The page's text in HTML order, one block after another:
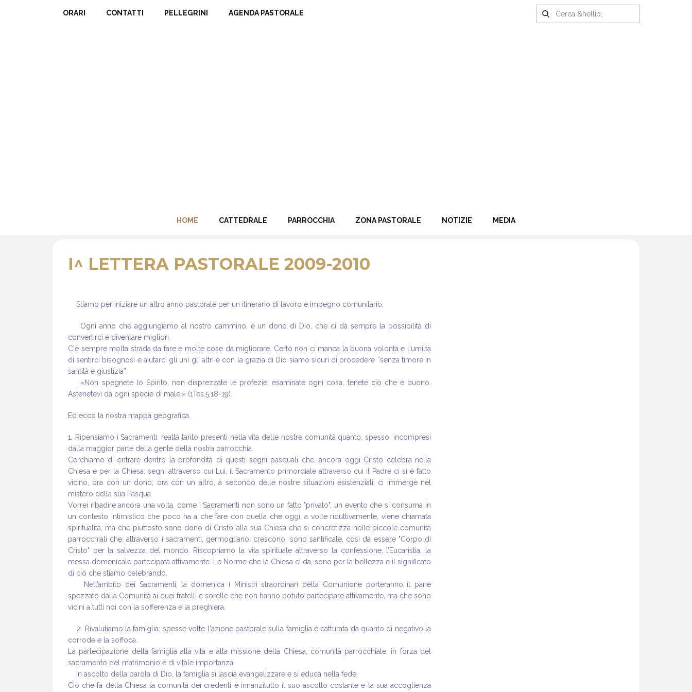
ORARI CONTATTI PELLEGRINI AGENDA PASTORALE
HOME CATTEDRALE PARROCCHIA ZONA PASTORALE NOTIZIE MEDIA
I^ LETTERA PASTORALE 2009-2010
Stiamo per iniziare un altro anno pastorale per un itinerario di lavoro e impegno comunitario.
Ogni anno che aggiungiamo al nostro cammino, è un dono di Dio, che ci dà sempre la possibilità di
convertirci e diventare migliori.
C'è sempre molta strada da fare e molte cose da migliorare. Certo non ci manca la buona volontà e l'umiltà
di sentirci bisognosi e aiutarci gli uni gli altri e con la grazia di Dio siamo sicuri di procedere “senza timore in
santità e giustizia”.
«Non spegnete lo Spirito, non disprezzate le profezie; esaminate ogni cosa, tenete ciò che è buono.
Astenetevi da ogni specie di male.» (1Tes.5,18-19).
Ed ecco la nostra mappa geografica.
1. Ripensiamo i Sacramenti: realtà tanto presenti nella vita delle nostre comunità quanto, spesso, incompresi
dalla maggior parte della gente della nostra parrocchia.
Cerchiamo di entrare dentro la profondità di questi segni pasquali che, ancora oggi Cristo celebra nella
Chiesa e per la Chiesa: segni attraverso cui Lui, il Sacramento primordiale attraverso cui il Padre ci si è fatto
vicino, ora con un dono; ora con un altro, a secondo delle nostre situazioni esistenziali, ci immerge nel
mistero della sua Pasqua.
Vorrei ribadire ancora una volta, come i Sacramenti non sono un fatto "privato", un evento che si consuma in
un contesto intimistico che poco ha a che fare con quella che oggi, a volte riduttivamente, viene chiamata
spiritualità, ma che piuttosto sono dono di Cristo alla sua Chiesa che si concretizza nelle piccole comunità
parrocchiali che, attraverso i sacramenti, germogliano, crescono, sono santificate, così da essere "Corpo di
Cristo" per la salvezza del mondo. Riscopriamo la vita spirituale attraverso la confessione, l’Eucaristia, la
messa domenicale partecipata attivamente. Le Norme che la Chiesa ci da, sono per la bellezza e il significato
di ciò che stiamo celebrando.
Nell’ambito dei Sacramenti, la domenica i Ministri straordinari della Comunione porteranno il pane
spezzato dalla Comunità ai quei fratelli e sorelle che non hanno potuto partecipare attivamente, ma che sono
vicini a tutti noi con la sofferenza e la preghiera.
2. Rivalutiamo la famiglia: spesse volte l'azione pastorale sulla famiglia è catturata da quanto di negativo la
corrode e la soffoca.
La partecipazione della famiglia alla vita e alla missione della Chiesa, comunità parrocchiale, in forza del
sacramento del matrimonio è di vitale importanza.
In ascolto della parola di Dio, la famiglia si lascia evangelizzare e si educa nella fede.
Ciò che fa della Chiesa la comunità dei credenti è innanzitutto il suo ascolto costante e la sua accoglienza